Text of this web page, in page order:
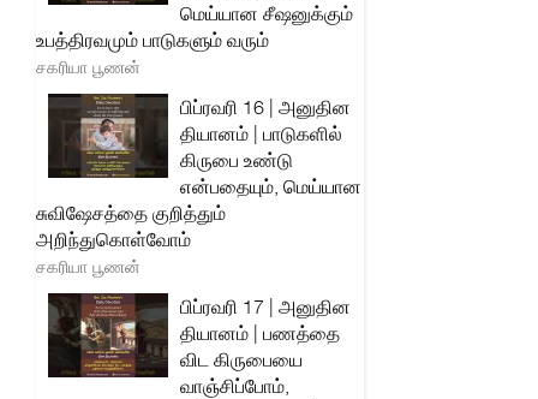
மெய்யான சீஷனுக்கும்
உபத்திரவமும் பாடுகளும் வரும்
சகரியா பூணன்
பிப்ரவரி 16 | அனுதின
தியானம் | பாடுகளில்
கிருபை உண்டு
என்பதையும், மெய்யான
சுவிஷேசத்தை குறித்தும்
அறிந்துகொள்வோம்
சகரியா பூணன்
பிப்ரவரி 17 | அனுதின
தியானம் | பணத்தை
விட கிருபையை
வாஞ்சிப்போம்,